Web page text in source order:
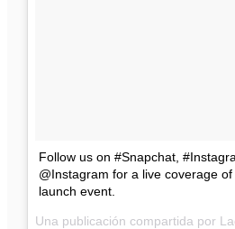
Follow us on #Snapchat,
@Instagram for a live coverage
launch event.
Una publicación compartida por